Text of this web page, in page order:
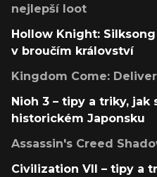
nejlepší loot
Hollow Knight:
v broučím království
Kingdom Come:
Nioh 3 – tipy a triky,
historickém Japonsku
Assassin's Creed
Civilization VII – tipy a